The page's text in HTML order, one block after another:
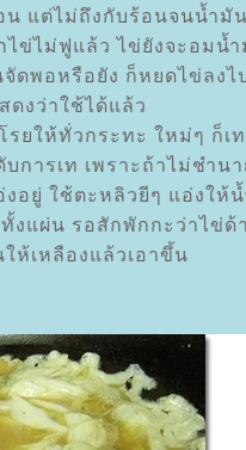
น แต่ไม่ถึงกับร้อนจนน้ำมั
ข่ไม่ฟูแล้ว ไข่ยังจะอมน้
ดพอหรือยัง ก็หยดไข่ลงไ
งว่าใช้ได้แล้ว
โรยให้ทั่วกระทะ ใหม่ๆ ก็เ
บการเท เพราะถ้าไม่ชำ
งอยู่ ใช้ตะหลิวยีๆ แอ่งให้
งแผ่น รอสักพักกะว่าไข่ด้
ห้เหลืองแล้วเอาขึ้น